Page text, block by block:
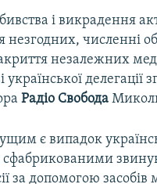
і викрадення
незгодних, численні
незалежних
делегації
Радiо Свобода
є випадок
за допомогою засобів